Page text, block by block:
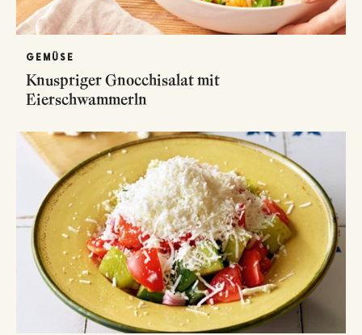
GEMÜSE
Knuspriger Gnocchisalat mit
Eierschwammerln